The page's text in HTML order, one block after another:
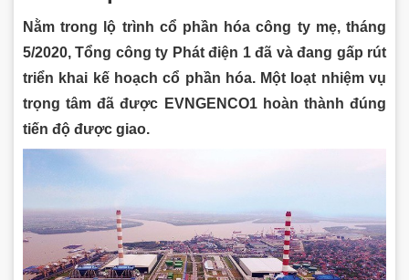
Nằm trong lộ trình cổ phần hóa công ty mẹ, tháng
5/2020, Tổng công ty Phát điện 1 đã và đang gấp rút
triển khai kế hoạch cổ phần hóa. Một loạt nhiệm vụ
trọng tâm đã được EVNGENCO1 hoàn thành đúng
tiến độ được giao.